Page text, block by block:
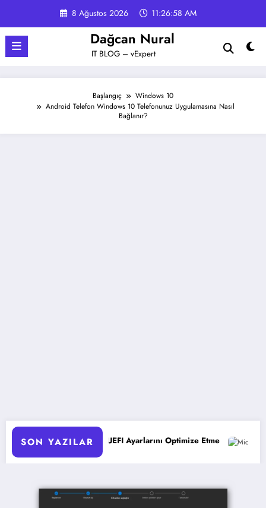
8 Ağustos 2026 11:26:59 AM
Dağcan Nural
IT BLOG – vExpert
Başlangıç
Windows 10
Android Telefon Windows 10 Telefonunuz Uygulamasına Nasıl
Bağlanır?
SON YAZILAR
UEFI Ayarlarını Optimize Etme Microsoft 365 Copilot: